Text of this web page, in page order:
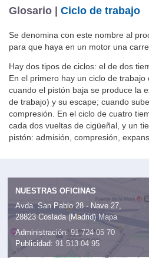
Glosario | Ciclo de trabajo
Se denomina con este nombre al
para que haya en un motor una
Hay dos tipos de ciclos: el de dos
En el primero hay un ciclo de
cuando el pistón baja se produce la
de trabajo) y su escape; cuando
compresión. En el ciclo de cuatro
cada dos vueltas de cigüeñal, y un
pistón: admisión, compresión,
NUESTRAS OFICINAS
Avda. San Pablo 28 - Nave 27,
28823 Coslada (Madrid) Mapa
Administración: 91 724 05 70
Publicidad: 91 513 04 95